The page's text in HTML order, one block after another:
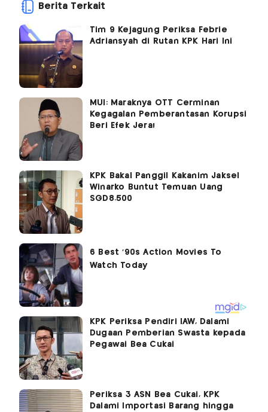
Berita Terkait
Tim 9 Kejagung Periksa Febrie
Adriansyah di Rutan KPK Hari Ini
MUI: Maraknya OTT Cerminan
Kegagalan Pemberantasan Korupsi
Beri Efek Jera!
KPK Bakal Panggil Kakanim Jaksel
Winarko Buntut Temuan Uang
SGD8.500
KPK Periksa Pendiri IAW, Dalami
Dugaan Pemberian Swasta kepada
Pegawai Bea Cukai
Periksa 3 ASN Bea Cukai, KPK
Dalami Importasi Barang hingga